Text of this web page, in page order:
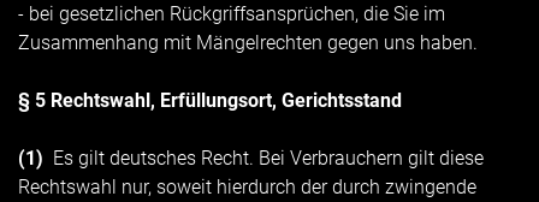
- bei gesetzlichen Rückgriffsansprüchen, die Sie im
Zusammenhang mit Mängelrechten gegen uns haben.
§ 5 Rechtswahl, Erfüllungsort, Gerichtsstand
(1) Es gilt deutsches Recht. Bei Verbrauchern gilt diese
Rechtswahl nur, soweit hierdurch der durch zwingende